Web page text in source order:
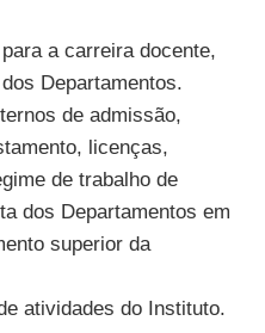
a carreira docente,
Departamentos.
de admissão,
licenças,
de trabalho de
dos Departamentos em
superior da
atividades do Instituto.